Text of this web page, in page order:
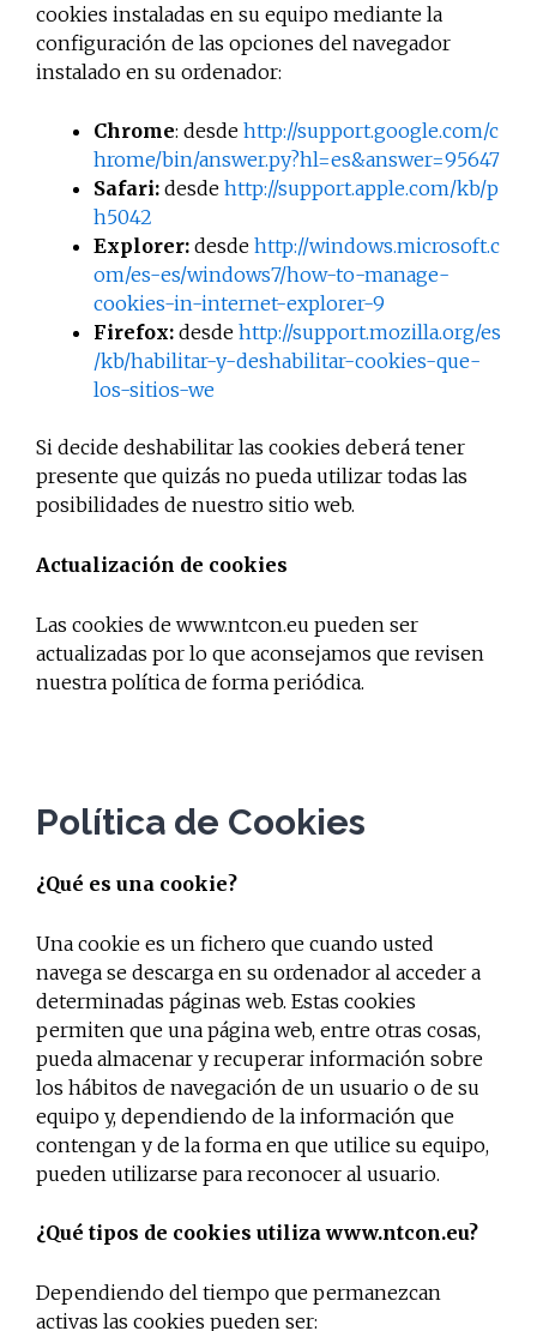
cookies instaladas en su equipo mediante la
configuración de las opciones del navegador
instalado en su ordenador:
Chrome: desde http://support.google.com/c
hrome/bin/answer.py?hl=es&answer=95647
Safari: desde http://support.apple.com/kb/p
h5042
Explorer: desde http://windows.microsoft.c
om/es-es/windows7/how-to-manage-
cookies-in-internet-explorer-9
Firefox: desde http://support.mozilla.org/es
/kb/habilitar-y-deshabilitar-cookies-que-
los-sitios-we
Si decide deshabilitar las cookies deberá tener
presente que quizás no pueda utilizar todas las
posibilidades de nuestro sitio web.
Actualización de cookies
Las cookies de www.ntcon.eu pueden ser
actualizadas por lo que aconsejamos que revisen
nuestra política de forma periódica.
Política de Cookies
¿Qué es una cookie?
Una cookie es un fichero que cuando usted
navega se descarga en su ordenador al acceder a
determinadas páginas web. Estas cookies
permiten que una página web, entre otras cosas,
pueda almacenar y recuperar información sobre
los hábitos de navegación de un usuario o de su
equipo y, dependiendo de la información que
contengan y de la forma en que utilice su equipo,
pueden utilizarse para reconocer al usuario.
¿Qué tipos de cookies utiliza www.ntcon.eu?
Dependiendo del tiempo que permanezcan
activas las cookies pueden ser: